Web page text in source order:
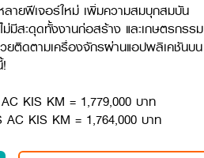
ายฟีเจอร์ใหม่ เพิ่มความสมบุกสมบัน
ม่มีสะดุดทั้งงานก่อสร้าง และเกษตรกรรม
ติดตามเครื่องจักรผ่านแอปพลิเคชันบน
KIS KM = 1,779,000 บาท
KIS KM = 1,764,000 บาท